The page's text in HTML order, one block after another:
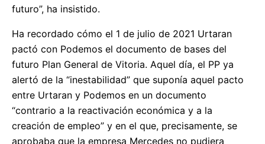
futuro”, ha insistido.
Ha recordado cómo el 1 de julio de 2021 Urtaran
pactó con Podemos el documento de bases del
futuro Plan General de Vitoria. Aquel día, el PP ya
alertó de la “inestabilidad” que suponía aquel pacto
entre Urtaran y Podemos en un documento
“contrario a la reactivación económica y a la
creación de empleo” y en el que, precisamente, se
aprobaba que la empresa Mercedes no pudiera